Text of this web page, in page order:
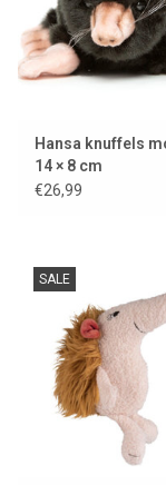
Hansa knuffels
14 × 8 cm
€26,99
SALE